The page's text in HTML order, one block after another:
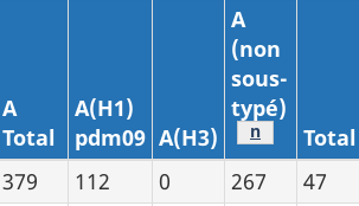
A
Total
A(H1)
pdm09 A(H3)
A
(non
sous-
typé)
Tableau 1 -
n
Total
379 112 0 267
47